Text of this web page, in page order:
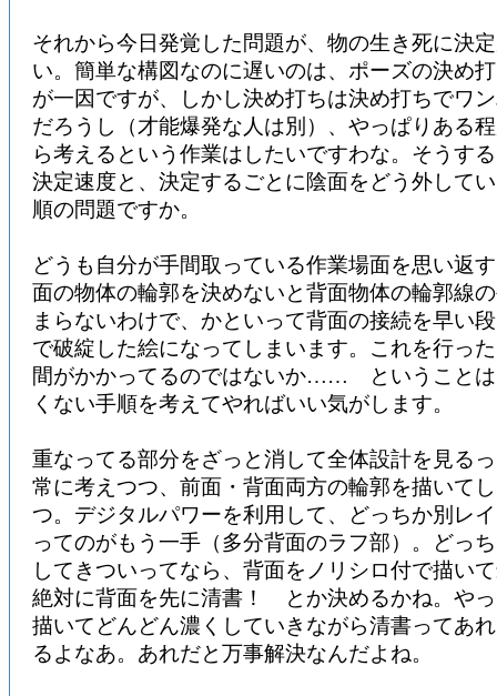
それから今日発覚した問題が、物の生き死に決
い。簡単な構図なのに遅いのは、ポーズの決め
が一因ですが、しかし決め打ちは決め打ちでワ
だろうし（才能爆発な人は別）、やっぱりある
ら考えるという作業はしたいですわな。そうす
決定速度と、決定するごとに陰面をどう外して
順の問題ですか。
どうも自分が手間取っている作業場面を思い返
面の物体の輪郭を決めないと背面物体の輪郭線
まらないわけで、かといって背面の接続を早い
で破綻した絵になってしまいます。これを行っ
間がかかってるのではないか…… ということは
くない手順を考えてやればいい気がします。
重なってる部分をざっと消して全体設計を見る
常に考えつつ、前面・背面両方の輪郭を描いて
つ。デジタルパワーを利用して、どっちか別レ
ってのがもう一手（多分背面のラフ部）。どっ
してきついってなら、背面をノリシロ付で描
絶対に背面を先に清書！ とか決めるかね。や
描いてどんどん濃くしていきながら清書ってあ
るよなあ。あれだと万事解決なんだよね。